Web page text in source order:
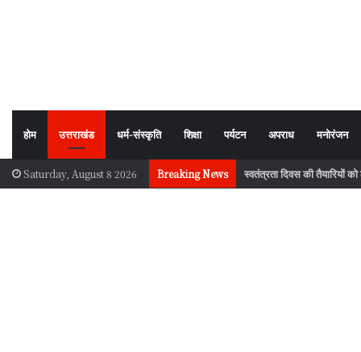
होम उत्तराखंड धर्म-संस्कृति शिक्षा पर्यटन अपराध मनोरंजन
Saturday, August 8 2026 Breaking News उपभोक्ताओं को भ्रमित करने